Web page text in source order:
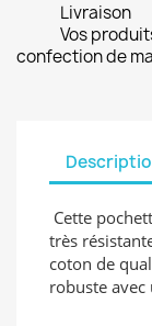
Livraison
Vos
confection de
Cette
très
coton de
robuste avec